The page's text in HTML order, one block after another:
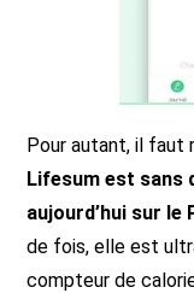
Pour autant, il faut
Lifesum est sans
aujourd’hui sur le
de fois, elle est
compteur de